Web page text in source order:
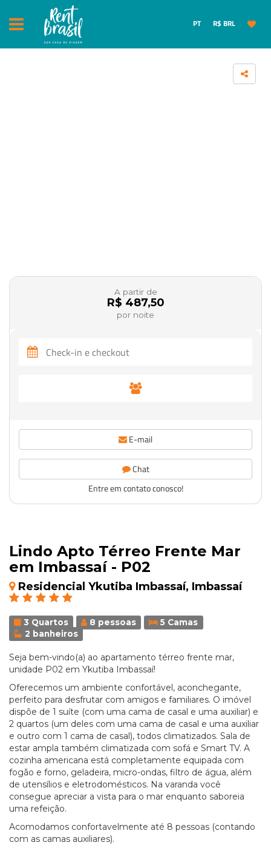
PT R$ BRL
Lindo Apto Térreo Frente Mar
em Imbassaí - P02
Residencial Ykutiba Imbassaí, Imbassaí
3 Quartos 8 pessoas
5 Camas
2 banheiros
Seja bem-vindo(a) ao apartamento térreo frente mar,
unidade P02 em Ykutiba Imbassaí!
Oferecemos um ambiente confortável, aconchegante,
perfeito para desfrutar com amigos e familiares. O imóvel
dispõe de 1 suíte (com uma cama de casal e uma auxiliar) e
2 quartos (um deles com uma cama de casal e uma auxiliar
e outro com 1 cama de casal), todos climatizados. Sala de
estar ampla também climatizada com sofá e Smart TV. A
cozinha americana está completamente equipada com
fogão e forno, geladeira, micro-ondas, filtro de água, além
de utensílios e eletrodomésticos. Na varanda você
consegue apreciar a vista para o mar enquanto saboreia
uma refeição.
Acomodamos confortavelmente até 8 pessoas (contando
com as camas auxiliares).
A partir de
R$ 487,50
por noite
E-mail
Chat
Entre em contato conosco!